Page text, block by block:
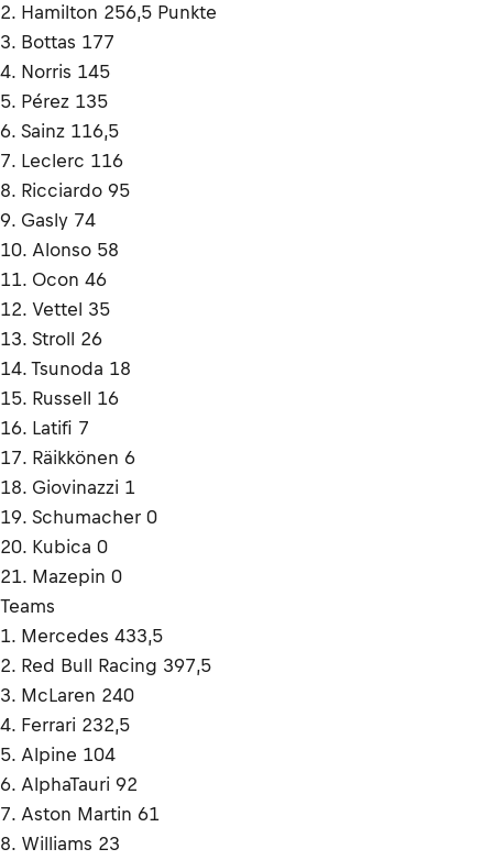
2. Hamilton 256,5 Punkte
3. Bottas 177
4. Norris 145
5. Pérez 135
6. Sainz 116,5
7. Leclerc 116
8. Ricciardo 95
9. Gasly 74
10. Alonso 58
11. Ocon 46
12. Vettel 35
13. Stroll 26
14. Tsunoda 18
15. Russell 16
16. Latifi 7
17. Räikkönen 6
18. Giovinazzi 1
19. Schumacher 0
20. Kubica 0
21. Mazepin 0
Teams
1. Mercedes 433,5
2. Red Bull Racing 397,5
3. McLaren 240
4. Ferrari 232,5
5. Alpine 104
6. AlphaTauri 92
7. Aston Martin 61
8. Williams 23